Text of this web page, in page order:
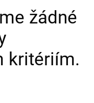
žádné
kritériím.